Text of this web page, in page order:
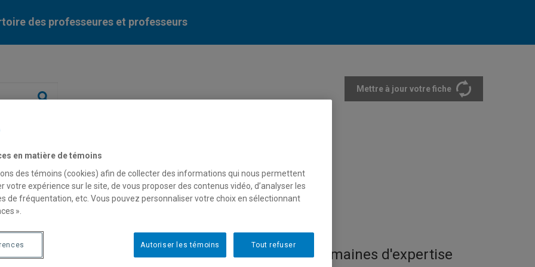
des professeures et professeurs
Mettre à jour votre fiche
Bachand
Domaines d'expertise
en matière de témoins
des témoins (cookies) afin de collecter des informations qui nous permettent
votre expérience sur le site, de vous proposer des contenus vidéo, d’analyser les
de fréquentation, etc. Vous pouvez personnaliser votre choix en sélectionnant
».
Tout refuser
Autoriser les témoins